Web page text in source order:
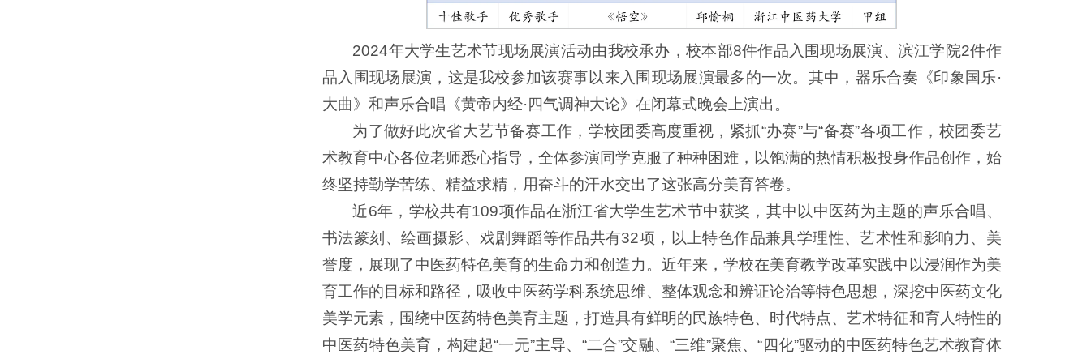
2024年大学生艺术节现场展演活动由我校承办，校本部8件作品入围现场展演、滨江学院2件作
品入围现场展演，这是我校参加该赛事以来入围现场展演最多的一次。其中，器乐合奏《印象国乐·
大曲》和声乐合唱《黄帝内经·四气调神大论》在闭幕式晚会上演出。
为了做好此次省大艺节备赛工作，学校团委高度重视，紧抓“办赛”与“备赛”各项工作，校团委艺
术教育中心各位老师悉心指导，全体参演同学克服了种种困难，以饱满的热情积极投身作品创作，始
终坚持勤学苦练、精益求精，用奋斗的汗水交出了这张高分美育答卷。
近6年，学校共有109项作品在浙江省大学生艺术节中获奖，其中以中医药为主题的声乐合唱、
书法篆刻、绘画摄影、戏剧舞蹈等作品共有32项，以上特色作品兼具学理性、艺术性和影响力、美
誉度，展现了中医药特色美育的生命力和创造力。近年来，学校在美育教学改革实践中以浸润作为美
育工作的目标和路径，吸收中医药学科系统思维、整体观念和辨证论治等特色思想，深挖中医药文化
美学元素，围绕中医药特色美育主题，打造具有鲜明的民族特色、时代特点、艺术特征和育人特性的
中医药特色美育，构建起“一元”主导、“二合”交融、“三维”聚焦、“四化”驱动的中医药特色艺术教育体